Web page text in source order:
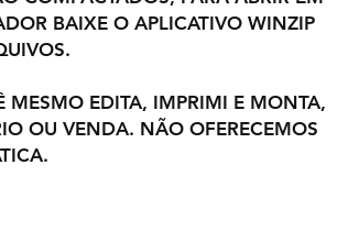
BAIXE O APLICATIVO WINZIP
MESMO EDITA, IMPRIMI E MONTA,
OU VENDA. NÃO OFERECEMOS